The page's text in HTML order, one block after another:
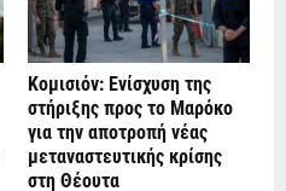
Κομισιόν: Ενίσχυση της
στήριξης προς το Μαρόκο
για την αποτροπή νέας
μεταναστευτικής κρίσης
στη Θέουτα